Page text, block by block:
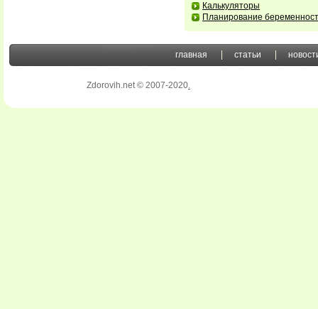
Калькуляторы
Планирование
главная статьи
Zdorovih.net © 2007-2020